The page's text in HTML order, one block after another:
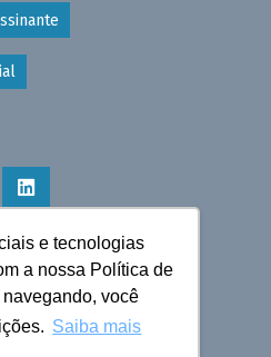
e tecnologias
a nossa Política de
você
Saiba mais